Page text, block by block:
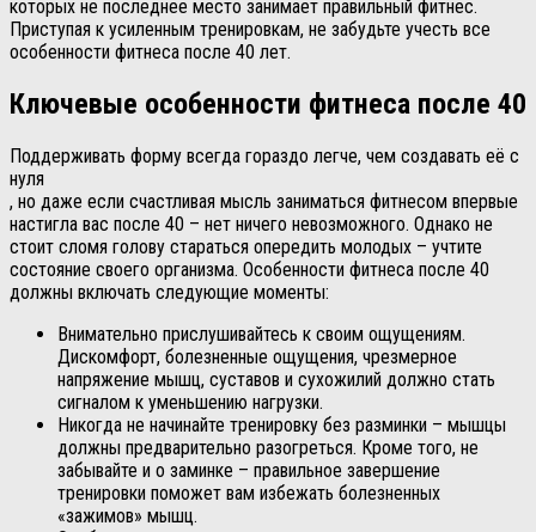
которых не последнее место занимает правильный фитнес.
Приступая к усиленным тренировкам, не забудьте учесть все
особенности фитнеса после 40 лет.
Ключевые особенности фитнеса после 40
Поддерживать форму всегда гораздо легче, чем создавать её с
нуля
, но даже если счастливая мысль заниматься фитнесом впервые
настигла вас после 40 – нет ничего невозможного. Однако не
стоит сломя голову стараться опередить молодых – учтите
состояние своего организма. Особенности фитнеса после 40
должны включать следующие моменты:
Внимательно прислушивайтесь к своим ощущениям.
Дискомфорт, болезненные ощущения, чрезмерное
напряжение мышц, суставов и сухожилий должно стать
сигналом к уменьшению нагрузки.
Никогда не начинайте тренировку без разминки – мышцы
должны предварительно разогреться. Кроме того, не
забывайте и о заминке – правильное завершение
тренировки поможет вам избежать болезненных
«зажимов» мышц.